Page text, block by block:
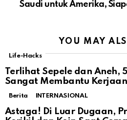
Saudi untuk Amerika,
YOU MAY
Life-Hacks
Terlihat Sepele dan Aneh,
Sangat Membantu
Berita INTERNASIONAL
Astaga! Di Luar Dugaan,